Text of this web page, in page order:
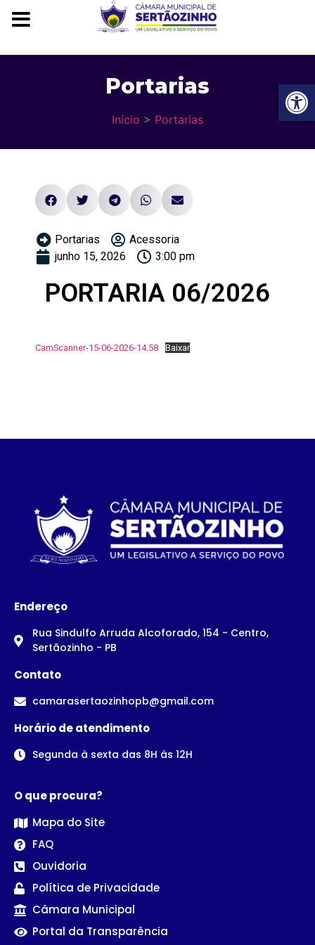
Portarias
Início > Portarias
Portarias
Acessoria
junho 15, 2026
3:00 pm
PORTARIA 06/2026
CamScanner-15-06-2026-14.58 Baixar
Endereço
Rua Sindulfo Arruda Alcoforado, 154 - Centro,
Sertãozinho - PB
Contato
camarasertaozinhopb@gmail.com
Horário de atendimento
Segunda à sexta das 8H às 12H
O que procura?
Mapa do Site
FAQ
Ouvidoria
Política de Privacidade
Câmara Municipal
Portal da Transparência